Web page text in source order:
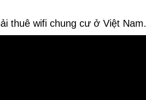
thuê wifi chung cư ở Việt Nam.